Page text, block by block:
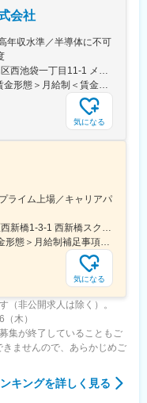
利益）をもとに既存先や
が、達成率以外に、取り組
トを作成し半期ごとにレ
います。
し、ワークライフバラン
努めています。
会社
年収水準／半導体に不可
＜勤務地詳細＞本社住所：東京都豊島区西池袋一丁目11-1 メトロポリタンプラザビル16F勤務地最寄駅：各線／池袋駅受動喫煙対策：屋内全面禁煙変更の範囲：会社の定める事業所（リモートワーク含む）
＜予定年収＞680万円～1,070万円＜賃金形態＞月給制＜賃金内訳＞月額（基本給）：335,000円～530,000円＜月給＞335,000円～530,000円＜昇給有無＞有＜残業手当＞有＜給与補足＞※年収概算には想定残業時間20時間分を含む・2025年度 全社平均残業時間：20時間・残業代全額支給（管理監督職については対象外)・賞与6か月分（2025年度実績）賃金はあくまでも目安の金額であり、選考を通じて上下する可能性があります。月給(月額)は固定手当を含めた表記です。
気になる
ライム上場／キャリアパ
＜勤務地詳細＞本社住所：東京都港区西新橋1-3-1 西新橋スクエア勤務地最寄駅：東京メトロ線／内幸町駅受動喫煙対策：屋内全面禁煙変更の範囲：会社の定める事業所（リモートワーク含む）
＜予定年収＞630万円～900万円＜賃金形態＞月給制補足事項なし＜賃金内訳＞月額（基本給）：330,000円～448,000円＜月給＞330,000円～448,000円＜昇給有無＞有＜残業手当＞有＜給与補足＞※給与詳細は、経験・経歴を考慮のうえ、決定します。■賞与：年2回（6月・12月）※2026年 度見込（ 6.0ヶ月）※時間外、法定外休日勤務をした場合は30%の割増手当支給法定休日勤務の場合は、35%の割増手当支給賃金はあくまでも目安の金額であり、選考を通じて上下する可能性があります。月給(月額)は固定手当を含めた表記です。
気になる
（非公開求人は除く）。
木）
集が終了していることもご
ませんので、あらかじめご
キングを詳しく見る